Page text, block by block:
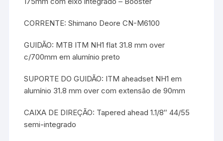
CORRENTE: Shimano Deore CN-M6100
GUIDÃO: MTB ITM NH1 flat 31.8 mm over
c/700mm em alumínio preto
SUPORTE DO GUIDÃO: ITM aheadset NH1 em
alumínio 31.8 mm over com extensão de 90mm
CAIXA DE DIREÇÃO: Tapered ahead 1.1/8″ 44/55
semi-integrado